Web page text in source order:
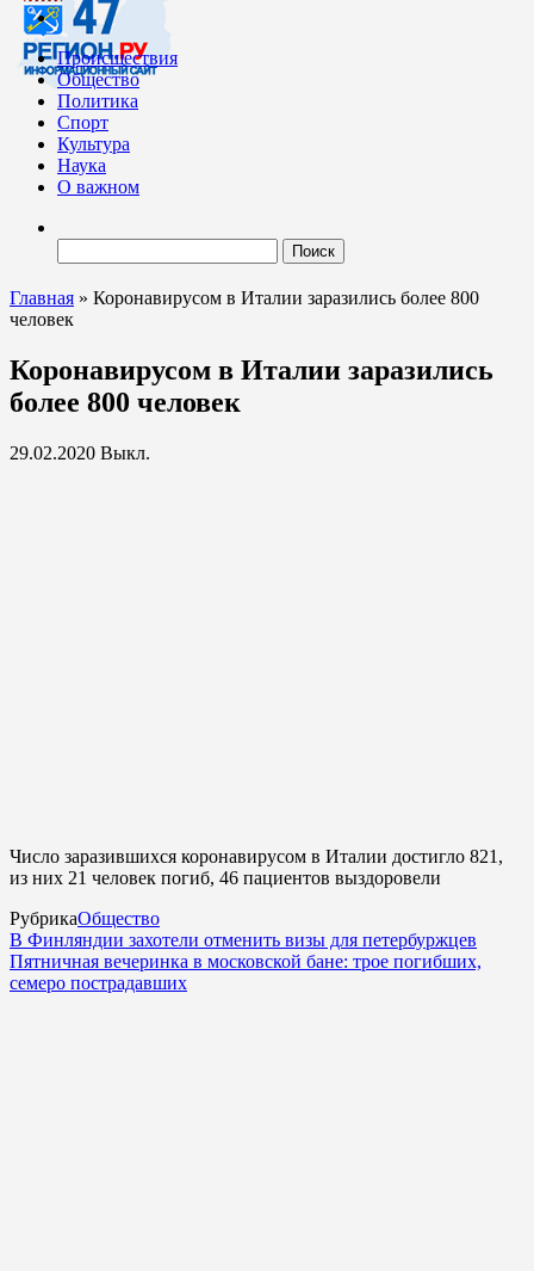
Происшествия
Общество
Политика
Спорт
Культура
Наука
О важном
Главная » Коронавирусом в Италии заразились более 800
человек
Коронавирусом в Италии заразились
более 800 человек
29.02.2020 Выкл.
Число заразившихся коронавирусом в Италии достигло 821,
из них 21 человек погиб, 46 пациентов выздоровели
РубрикаОбщество
В Финляндии захотели отменить визы для петербуржцев
Пятничная вечеринка в московской бане: трое погибших,
семеро пострадавших